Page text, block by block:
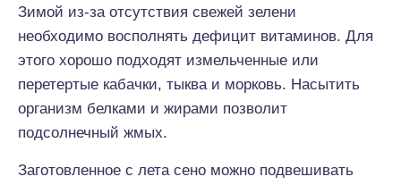
Зимой из-за отсутствия свежей зелени
необходимо восполнять дефицит витаминов. Для
этого хорошо подходят измельченные или
перетертые кабачки, тыква и морковь. Насытить
организм белками и жирами позволит
подсолнечный жмых.
Заготовленное с лета сено можно подвешивать